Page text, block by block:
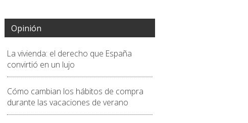
Opinión
La vivienda: el derecho que España
convirtió en un lujo
Cómo cambian los hábitos de compra
durante las vacaciones de verano